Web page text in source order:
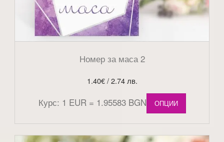
Номер за маса 2
1.40€/ 2.74 лв.
Курс: 1 EUR = 1.95583 BGN ОПЦИИ